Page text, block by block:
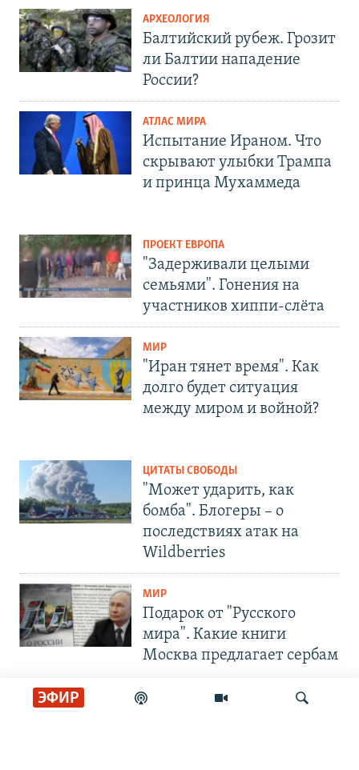
ЭФИР
АРХЕОЛОГИЯ
Балтийский рубеж. Грозит
ли Балтии нападение
России?
АТЛАС МИРА
Испытание Ираном. Что
скрывают улыбки Трампа
и принца Мухаммеда
ПРОЕКТ ЕВРОПА
"Задерживали целыми
семьями". Гонения на
участников хиппи-слёта
МИР
"Иран тянет время". Как
долго будет ситуация
между миром и войной?
ЦИТАТЫ СВОБОДЫ
"Может ударить, как
бомба". Блогеры – о
последствиях атак на
Wildberries
МИР
Подарок от "Русского
мира". Какие книги
Москва предлагает сербам